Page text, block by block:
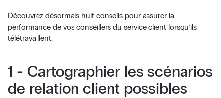
Découvrez désormais huit conseils pour assurer la
performance de vos conseillers du service client lorsqu’ils
télétravaillent.
1 - Cartographier les scénarios
de relation client possibles